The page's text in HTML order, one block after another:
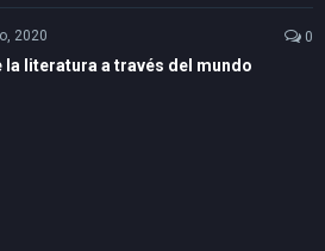
2020 0
la literatura a través del mundo